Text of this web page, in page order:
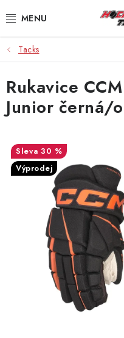
na
VÝPRODEJ
BRUSLE
HOKEJKY
HELMY
RUKAVICE
CHRÁNIČE
KALHOTY
PŘÍSLUŠENSTVÍ
Tacks
Rukavice
Junior černá/
30 %
Výprodej